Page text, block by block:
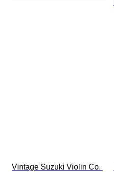
Vintage Suzuki Violin Co.